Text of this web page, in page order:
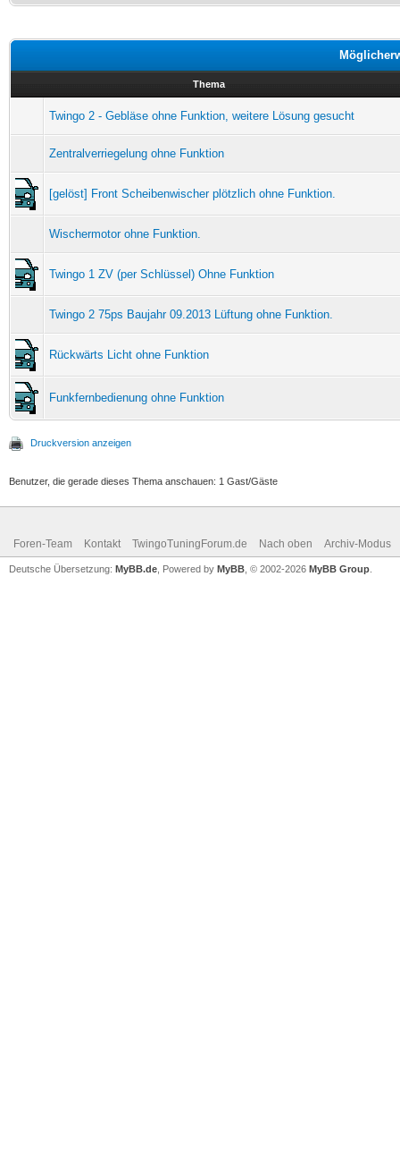
Thema
Twingo 2 - Gebläse ohne Funktion, weitere Lösung gesucht
Zentralverriegelung ohne Funktion
[gelöst] Front Scheibenwischer plötzlich ohne Funktion.
Wischermotor ohne Funktion.
Twingo 1 ZV (per Schlüssel) Ohne Funktion
Twingo 2 75ps Baujahr 09.2013 Lüftung ohne Funktion.
Rückwärts Licht ohne Funktion
Funkfernbedienung ohne Funktion
Druckversion anzeigen
Benutzer, die gerade dieses Thema anschauen: 1 Gast/Gäste
Foren-Team Kontakt TwingoTuningForum.de Nach oben Archiv-Modus
Deutsche Übersetzung: MyBB.de , Powered by MyBB , © 2002-2026 MyBB Group